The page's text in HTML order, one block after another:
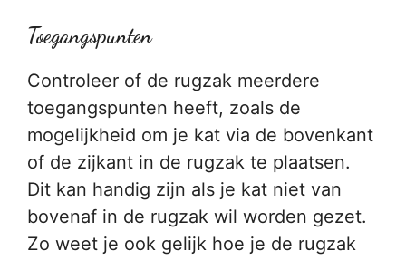
Toegangspunten
Controleer of de rugzak meerdere
toegangspunten heeft, zoals de
mogelijkheid om je kat via de bovenkant
of de zijkant in de rugzak te plaatsen.
Dit kan handig zijn als je kat niet van
bovenaf in de rugzak wil worden gezet.
Zo weet je ook gelijk hoe je de rugzak